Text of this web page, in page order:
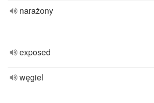
narażony
exposed
węgiel